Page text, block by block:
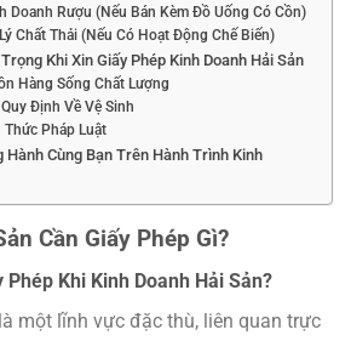
Doanh Rượu (Nếu Bán Kèm Đồ Uống Có Cồn)
Chất Thải (Nếu Có Hoạt Động Chế Biến)
Khi Xin Giấy Phép Kinh Doanh Hải Sản
Hàng Sống Chất Lượng
Định Về Vệ Sinh
Thức Pháp Luật
Hành Cùng Bạn Trên Hành Trình Kinh
Cần Giấy Phép Gì?
Phép Khi Kinh Doanh Hải Sản?
một lĩnh vực đặc thù, liên quan trực